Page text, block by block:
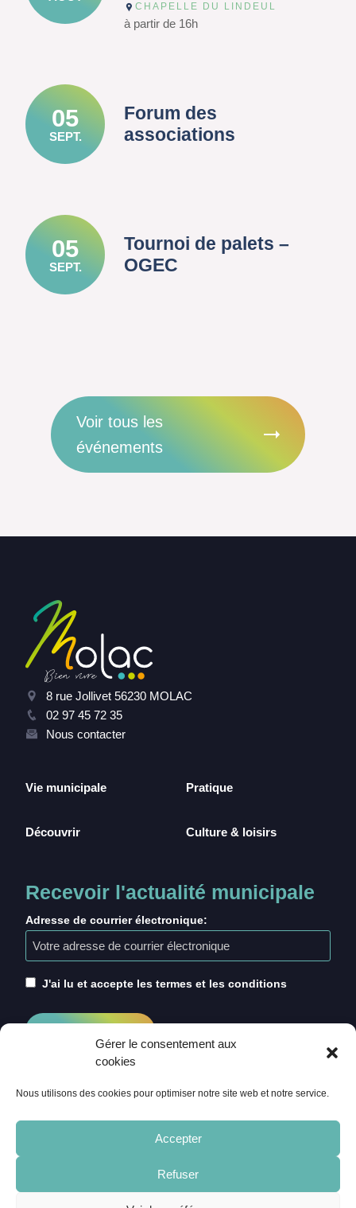
Gérer le consentement aux
cookies
Nous utilisons des cookies pour optimiser notre site web et notre service.
Accepter
Refuser
CHAPELLE DU LINDEUL
à partir de 16h
05
SEPT.
Forum des
associations
05
SEPT.
Tournoi de palets –
OGEC
Voir tous les
événements
8 rue Jollivet 56230 MOLAC
02 97 45 72 35
Nous contacter
Vie municipale
Découvrir
Pratique
Culture & loisirs
Recevoir l'actualité municipale
Adresse de courrier électronique:
J'ai lu et accepte les termes et les conditions
CRÉDITS
MENTIONS LÉGALES